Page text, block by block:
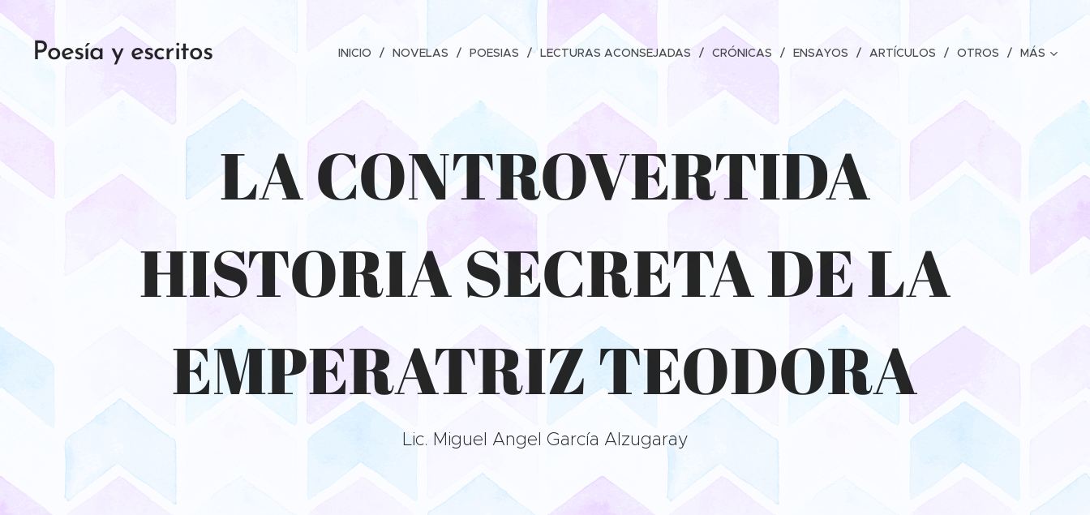
Poesía y escritos INICIO NOVELAS POESIAS LECTURAS ACONSEJADAS CRÓNICAS ENSAYOS ARTÍCULOS OTROS MÁS
LA CONTROVERTIDA
HISTORIA SECRETA DE LA
EMPERATRIZ TEODORA
Lic. Miguel Angel García Alzugaray